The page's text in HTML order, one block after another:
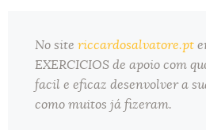
No sitericcardosalvatore.pt
EXERCICIOS de apoio com
facil e eficaz desenvolver a
como muitos já fizeram.